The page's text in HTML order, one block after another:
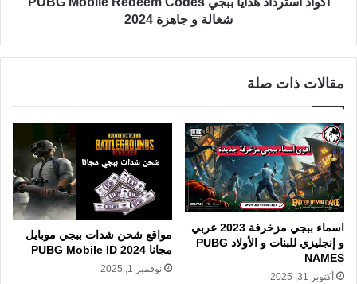
شغالة و جاهزة 2024
مقالات ذات صلة
اسماء ببجي مزخرفة 2023 عربي
و إنجليزي للبنات و الأولاد PUBG
NAMES
أكتوبر 31, 2025
مواقع شحن شدات ببجي موبايل
مجانا 2024 PUBG Mobile ID
نوفمبر 1, 2025